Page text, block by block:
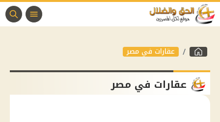
عقارات في مصر
عقارات في مصر